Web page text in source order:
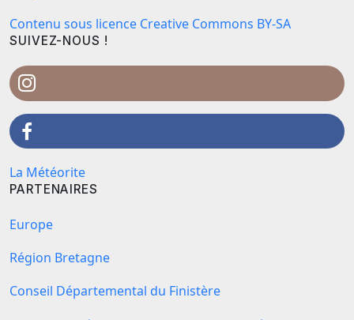
Contenu sous licence Creative Commons BY-SA
SUIVEZ-NOUS !
La Météorite
PARTENAIRES
Europe
Région Bretagne
Conseil Départemental du Finistère